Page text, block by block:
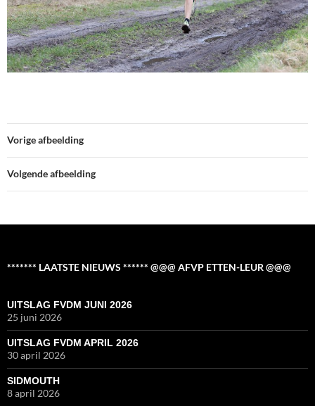
Vorige afbeelding
Volgende afbeelding
******* LAATSTE NIEUWS ****** @@@ AFVP ETTEN-LEUR @@@
UITSLAG FVDM JUNI 2026
25 juni 2026
UITSLAG FVDM APRIL 2026
30 april 2026
SIDMOUTH
8 april 2026